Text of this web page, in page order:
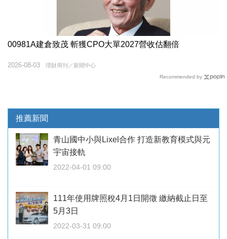
00981A建倉致茂 斬獲CPO大單2027營收估翻倍
理財周刊／新聞中心
2026-08-03
Recommended by
推薦新聞
青山國中小與Lixel合作 打造新教育模式與元
宇宙接軌
2022-04-01 09:00
111年使用牌照稅4月1日開徵 繳納截止日至
5月3日
2022-03-31 09:00